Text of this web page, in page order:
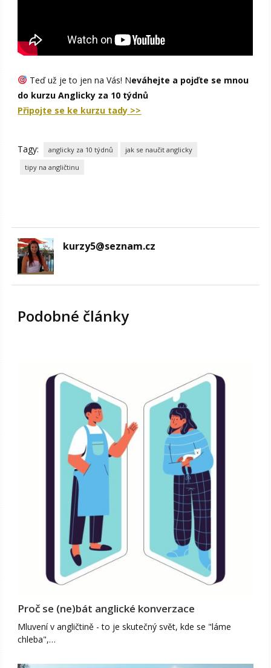
Teď už je to jen na Vás! Neváhejte a pojďte se mnou
do kurzu Anglicky za 10 týdnů
Připojte se ke kurzu tady >>
Tagy: anglicky za 10 týdnů
jak se naučit anglicky
tipy na angličtinu
kurzy5@seznam.cz
Podobné články
Proč se (ne)bát anglické konverzace
Mluvení v angličtině - to je skutečný svět, kde se "láme
chleba",…